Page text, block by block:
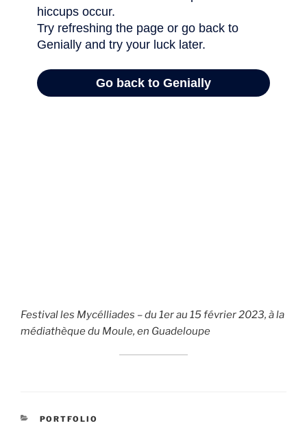
Festival les Mycélliades – du 1er au 15 février 2023, à la
médiathèque du Moule, en Guadeloupe
CATÉGORIES
PORTFOLIO